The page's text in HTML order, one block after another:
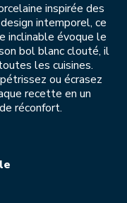
inspirée des
intemporel, ce
inclinable évoque le
bol blanc clouté, il
les cuisines.
ou écrasez
recette en un
réconfort.